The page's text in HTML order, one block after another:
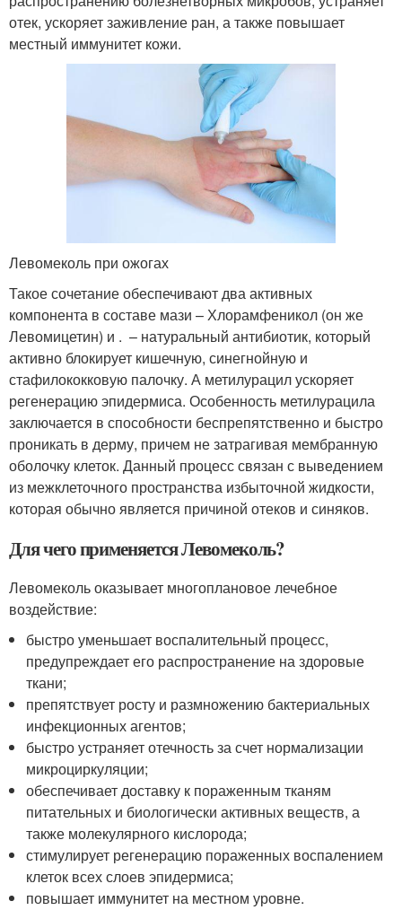
отек, ускоряет заживление ран, а также повышает
местный иммунитет кожи.
Левомеколь при ожогах
Такое сочетание обеспечивают два активных
компонента в составе мази – Хлорамфеникол (он же
Левомицетин) и . – натуральный антибиотик, который
активно блокирует кишечную, синегнойную и
стафилококковую палочку. А метилурацил ускоряет
регенерацию эпидермиса. Особенность метилурацила
заключается в способности беспрепятственно и быстро
проникать в дерму, причем не затрагивая мембранную
оболочку клеток. Данный процесс связан с выведением
из межклеточного пространства избыточной жидкости,
которая обычно является причиной отеков и синяков.
Для чего применяется Левомеколь?
Левомеколь оказывает многоплановое лечебное
воздействие:
быстро уменьшает воспалительный процесс,
предупреждает его распространение на здоровые
ткани;
препятствует росту и размножению бактериальных
инфекционных агентов;
быстро устраняет отечность за счет нормализации
микроциркуляции;
обеспечивает доставку к пораженным тканям
питательных и биологически активных веществ, а
также молекулярного кислорода;
стимулирует регенерацию пораженных воспалением
клеток всех слоев эпидермиса;
повышает иммунитет на местном уровне.